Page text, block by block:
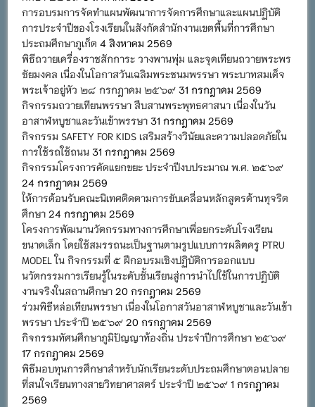
การอบรมการจัดทำแผนพัฒนาการจัดการศึกษาและแผนปฏิบัติ
การประจำปีของโรงเรียนในสังกัดสำนักงานเขตพื้นที่การศึกษา
ประถมศึกษาภูเก็ต 4 สิงหาคม 2569
พิธีถวายเครื่องราชสักการะ วางพานพุ่ม และจุดเทียนถวายพระพร
ชัยมงคล เนื่องในโอกาสวันเฉลิมพระชนมพรรษา พระบาทสมเด็จ
พระเจ้าอยู่หัว ๒๘ กรกฎาคม ๒๕๖๙ 31 กรกฎาคม 2569
กิจกรรมถวายเทียนพรรษา สืบสานพระพุทธศาสนา เนื่องในวัน
อาสาฬหบูชาและวันเข้าพรรษา 31 กรกฎาคม 2569
กิจกรรม SAFETY FOR KIDS เสริมสร้างวินัยและความปลอดภัยใน
การใช้รถใช้ถนน 31 กรกฎาคม 2569
กิจกรรมโครงการคัดแยกขยะ ประจำปีงบประมาณ พ.ศ. ๒๕๖๙
24 กรกฎาคม 2569
ให้การต้อนรับคณะนิเทศติดตามการขับเคลื่อนหลักสูตรต้านทุจริต
ศึกษา 24 กรกฎาคม 2569
โครงการพัฒนานวัตกรรมทางการศึกษาเพื่อยกระดับโรงเรียน
ขนาดเล็ก โดยใช้สมรรถนะเป็นฐานตามรูปแบบการผลิตครู PTRU
MODEL ใน กิจกรรมที่ ๕ ฝึกอบรมเชิงปฏิบัติการออกแบบ
นวัตกรรมการเรียนรู้ในระดับชั้นเรียนสู่การนำไปใช้ในการปฏิบัติ
งานจริงในสถานศึกษา 20 กรกฎาคม 2569
ร่วมพิธีหล่อเทียนพรรษา เนื่องในโอกาสวันอาสาฬหบูชาและวันเข้า
พรรษา ประจำปี ๒๕๖๙ 20 กรกฎาคม 2569
กิจกรรมทัศนศึกษาภูมิปัญญาท้องถิ่น ประจำปีการศึกษา ๒๕๖๙
17 กรกฎาคม 2569
พิธีมอบทุนการศึกษาสำหรับนักเรียนระดับประถมศึกษาตอนปลาย
ที่สนใจเรียนทางสายวิทยาศาสตร์ ประจำปี ๒๕๖๙ 1 กรกฎาคม
2569